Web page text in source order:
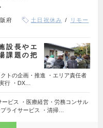
府 土日祝休み
リモー
設長やエ
課題の把
トの企画・推進 ・エリア責任者
行 ・DX…
ービス ・医療経営・労務コンサル
ライサービス ・清掃…